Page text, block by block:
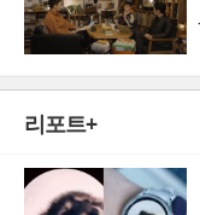
리포트+